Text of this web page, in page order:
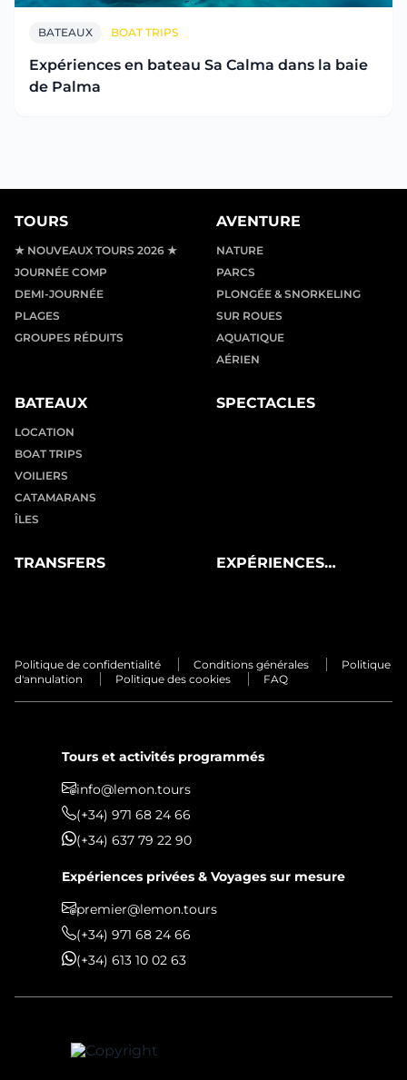
BATEAUX BOAT TRIPS
Expériences en bateau Sa Calma dans la baie
de Palma
TOURS
★ NOUVEAUX TOURS 2026 ★
JOURNÉE COMP
DEMI-JOURNÉE
PLAGES
GROUPES RÉDUITS
AVENTURE
NATURE
PARCS
PLONGÉE & SNORKELING
SUR ROUES
AQUATIQUE
AÉRIEN
BATEAUX
LOCATION
BOAT TRIPS
VOILIERS
CATAMARANS
ÎLES
SPECTACLES
TRANSFERS
EXPÉRIENCES
Politique de confidentialité Conditions générales
Politique
d'annulation
Politique des cookies FAQ
Tours et activités programmés
info@lemon.tours
(+34) 971 68 24 66
(+34) 637 79 22 90
Expériences privées & Voyages sur mesure
premier@lemon.tours
(+34) 971 68 24 66
(+34) 613 10 02 63